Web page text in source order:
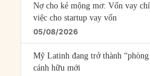
Nợ cho kẻ mộng mơ: Vốn vay
việc cho startup vay vốn
05/08/2026
Mỹ Latinh đang trở thành
cánh hữu mới